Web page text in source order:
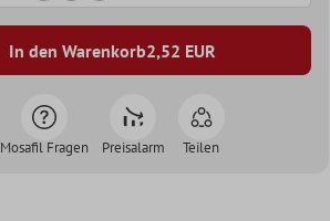
In den Warenkorb2,52 EUR
Mosafil Fragen Preisalarm Teilen